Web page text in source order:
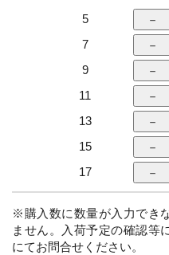
5
7
9
11
13
15
17
※購入数に数量が入力でき
ません。入荷予定の確認等
にてお問合せください。